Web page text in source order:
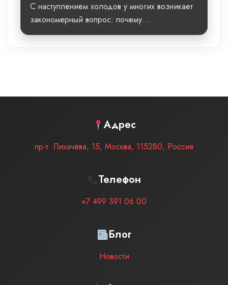
С наступлением холодов у многих возникает
закономерный вопрос: почему...
Адрес
пр-т. Лихачёва, 15, Москва, 115280, Россия
Телефон
+7 499 391 06 00
Блог
Новости